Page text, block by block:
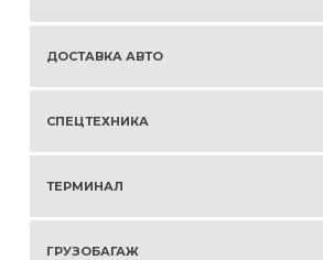
ДОСТАВКА АВТО
СПЕЦТЕХНИКА
ТЕРМИНАЛ
ГРУЗОБАГАЖ